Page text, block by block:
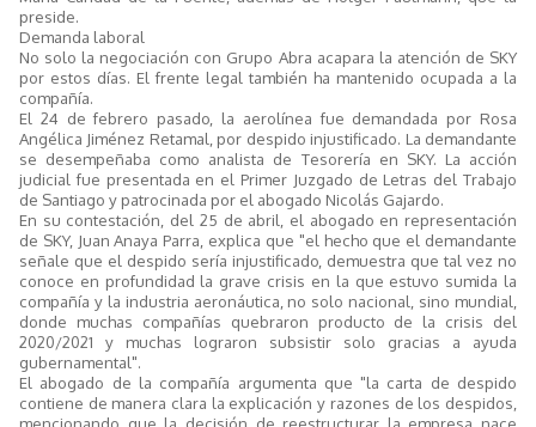
preside.
Demanda laboral
No solo la negociación con Grupo Abra acapara la atención de SKY
por estos días. El frente legal también ha mantenido ocupada a la
compañía.
El 24 de febrero pasado, la aerolínea fue demandada por Rosa
Angélica Jiménez Retamal, por despido injustificado. La demandante
se desempeñaba como analista de Tesorería en SKY. La acción
judicial fue presentada en el Primer Juzgado de Letras del Trabajo
de Santiago y patrocinada por el abogado Nicolás Gajardo.
En su contestación, del 25 de abril, el abogado en representación
de SKY, Juan Anaya Parra, explica que "el hecho que el demandante
señale que el despido sería injustificado, demuestra que tal vez no
conoce en profundidad la grave crisis en la que estuvo sumida la
compañía y la industria aeronáutica, no solo nacional, sino mundial,
donde muchas compañías quebraron producto de la crisis del
2020/2021 y muchas lograron subsistir solo gracias a ayuda
gubernamental".
El abogado de la compañía argumenta que "la carta de despido
contiene de manera clara la explicación y razones de los despidos,
mencionando que la decisión de reestructurar la empresa nace